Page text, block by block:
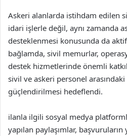
Askeri alanlarda istihdam edilen
idari işlerle değil, aynı zamanda
desteklenmesi konusunda da
bağlamda, sivil memurlar,
destek hizmetlerinde önemli
sivil ve askeri personel
güçlendirilmesi hedeflendi.
ilanla ilgili sosyal medya
yapılan paylaşımlar,